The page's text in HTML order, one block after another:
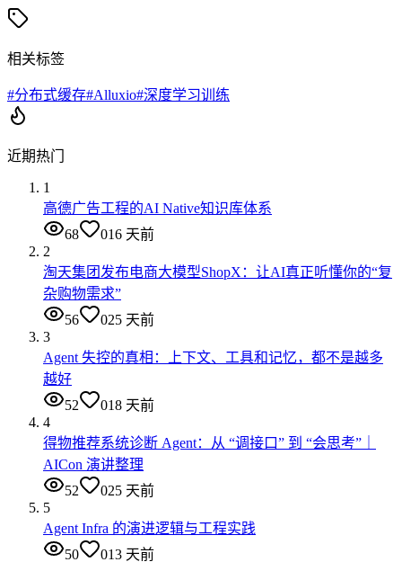
相关标签
#分布式缓存#Alluxio#深度学习训练
近期热门
1
高德广告工程的AI Native知识库体系
68
016 天前
2
淘天集团发布电商大模型ShopX：让AI真正听懂你的“复
杂购物需求”
56
025 天前
3
Agent 失控的真相：上下文、工具和记忆，都不是越多
越好
52
018 天前
4
得物推荐系统诊断 Agent：从 “调接口” 到 “会思考”｜
AICon 演讲整理
52
025 天前
5
Agent Infra 的演进逻辑与工程实践
50
013 天前